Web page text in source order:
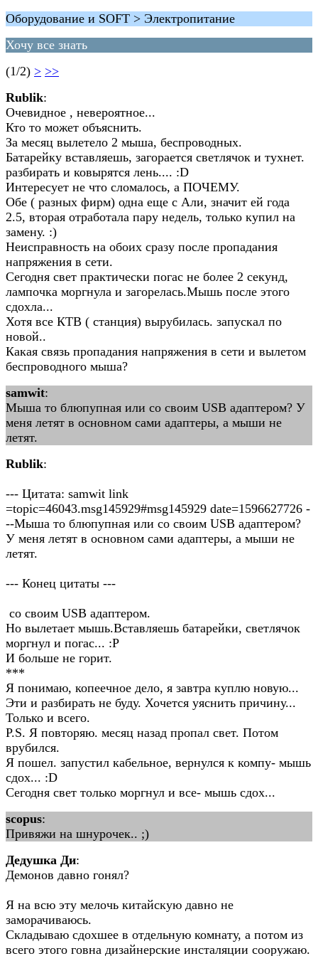
Оборудование и SOFT > Электропитание
Хочу все знать
(1/2) > >>
Rublik:
Очевидное , невероятное...
Кто то может объяснить.
За месяц вылетело 2 мыша, беспроводных.
Батарейку вставляешь, загорается светлячок и тухнет.
разбирать и ковырятся лень.... :D
Интересует не что сломалось, а ПОЧЕМУ.
Обе ( разных фирм) одна еще с Али, значит ей года
2.5, вторая отработала пару недель, только купил на
замену. :)
Неисправность на обоих сразу после пропадания
напряжения в сети.
Сегодня свет практически погас не более 2 секунд,
лампочка моргнула и загорелась.Мышь после этого
сдохла...
Хотя все КТВ ( станция) вырубилась. запускал по
новой..
Какая связь пропадания напряжения в сети и вылетом
беспроводного мыша?
samwit:
Мыша то блюпупная или со своим USB адаптером? У
меня летят в основном сами адаптеры, а мыши не
летят.
Rublik:
--- Цитата: samwit link
=topic=46043.msg145929#msg145929 date=1596627726 -
--Мыша то блюпупная или со своим USB адаптером?
У меня летят в основном сами адаптеры, а мыши не
летят.
--- Конец цитаты ---
со своим USB адаптером.
Но вылетает мышь.Вставляешь батарейки, светлячок
моргнул и погас... :P
И больше не горит.
***
Я понимаю, копеечное дело, я завтра куплю новую...
Эти и разбирать не буду. Хочется уяснить причину...
Только и всего.
P.S. Я повторяю. месяц назад пропал свет. Потом
врубился.
Я пошел. запустил кабельное, вернулся к компу- мышь
сдох... :D
Сегодня свет только моргнул и все- мышь сдох...
scopus:
Привяжи на шнурочек.. ;)
Дедушка Ди:
Демонов давно гонял?
Я на всю эту мелочь китайскую давно не
заморачиваюсь.
Складываю сдохшее в отдельную комнату, а потом из
всего этого говна дизайнерские инсталяции сооружаю.